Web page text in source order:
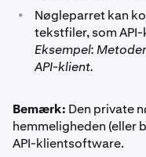
•
Nøgleparret kan
tekstfiler, som
Eksempel:
API-klient.
Bemærk: Den private
hemmeligheden (eller
API-klientsoftware.